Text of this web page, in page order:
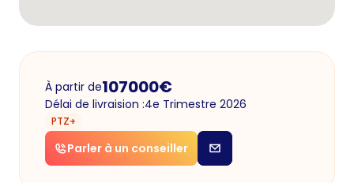
À partir de107000€
Délai de livraision :4e Trimestre 2026
PTZ+
Parler à un conseiller